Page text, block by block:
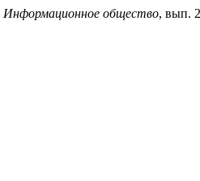
Информационное общество, вып.